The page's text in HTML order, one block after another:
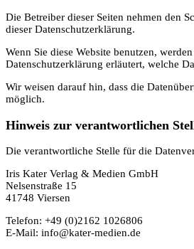
Die Betreiber dieser Seiten nehmen den
dieser Datenschutzerklärung.
Wenn Sie diese Website benutzen,
Datenschutzerklärung erläutert, welche
Wir weisen darauf hin, dass die
möglich.
Hinweis zur verantwortlichen
Die verantwortliche Stelle für die
Iris Kater Verlag & Medien GmbH
Nelsenstraße 15
41748 Viersen
Telefon: +49 (0)2162 1026806
E-Mail: info@kater-medien.de